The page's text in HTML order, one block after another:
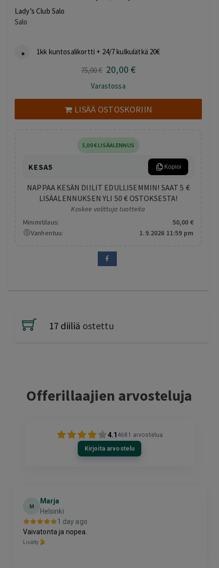
Lady’s Club Salo
Salo
1kk kuntosalikortti + 24/7 kulkulätkä 20€
75,00€ Alkuperäinen
oli:
75,00 €.
20,00 €Nykyinen
20,00 €.
Varastossa
LISÄÄ OSTOSKORIIN
5 ,00€LISÄALENNUS
KESA5 Kopioi
NAPPAA KESÄN DIILIT EDULLISEMMIN! SAAT 5 €
LISÄALENNUKSEN YLI 50 € OSTOKSESTA!
Koskee valittuja tuotteita
Minimitilaus:
50,00 €
Vanhentuu:
1.9.2026 11:59 pm
17 diiliä ostettu
Offerillaajien arvosteluja
4.1 4681 arvostelua
Kirjoita arvostelu
M
Marja
Helsinki
1 day ago
Vaivatonta ja nopea.
Lisätty